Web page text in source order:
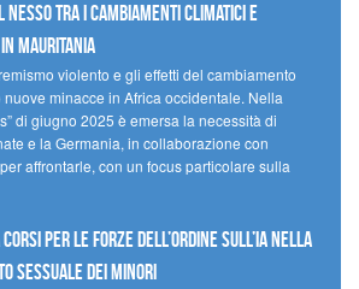
nesso tra i cambiamenti climatici e
Mauritania
violento e gli effetti del cambiamento
minacce in Africa occidentale. Nella
di giugno 2025 è emersa la necessità di
e la Germania, in collaborazione con
affrontarle, con un focus particolare sulla
corsi per le forze dell’ordine sull’IA nella
sessuale dei minori